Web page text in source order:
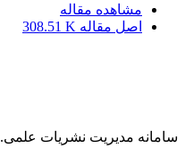
مشاهده مقاله
اصل مقاله 308.51 K
سامانه مدیریت نشریات علمی.